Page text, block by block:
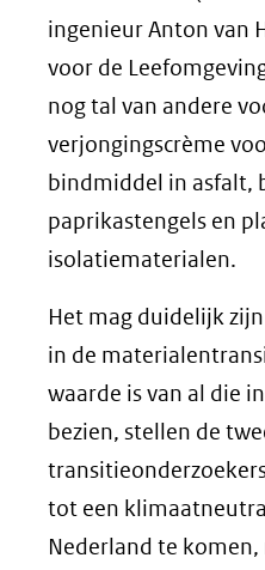
ingenieur Anton van
voor de
nog tal van andere
verjongingscrème
bindmiddel in asfalt,
paprikastengels en
isolatiematerialen.
Het mag duidelijk
in de
waarde is van al die
bezien, stellen de
tot een
Nederland te